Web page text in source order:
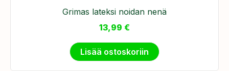
Grimas lateksi noidan nenä
13,99 €
Lisää ostoskoriin